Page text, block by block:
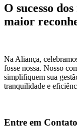
O sucesso
maior
Na Aliança,
fosse nossa. Nosso
simplifiquem sua
tranquilidade e
Entre em Contato